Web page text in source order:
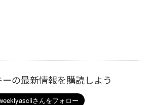
の最新情報を購読しよう